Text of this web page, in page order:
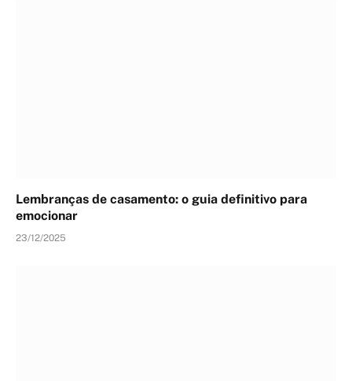
Lembranças de casamento: o guia definitivo para
emocionar
23/12/2025